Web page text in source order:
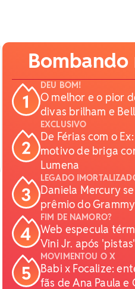
Bombando
DEU BOM!
O melhor e o pior
divas brilham e
EXCLUSIVO
De Férias com o
motivo de briga
Lumena
LEGADO
Daniela Mercury
prêmio do
FIM DE NAMORO?
Web especula
Vini Jr. após
MOVIMENTOU O X
Babi x Focalize:
fãs de Ana Paula e